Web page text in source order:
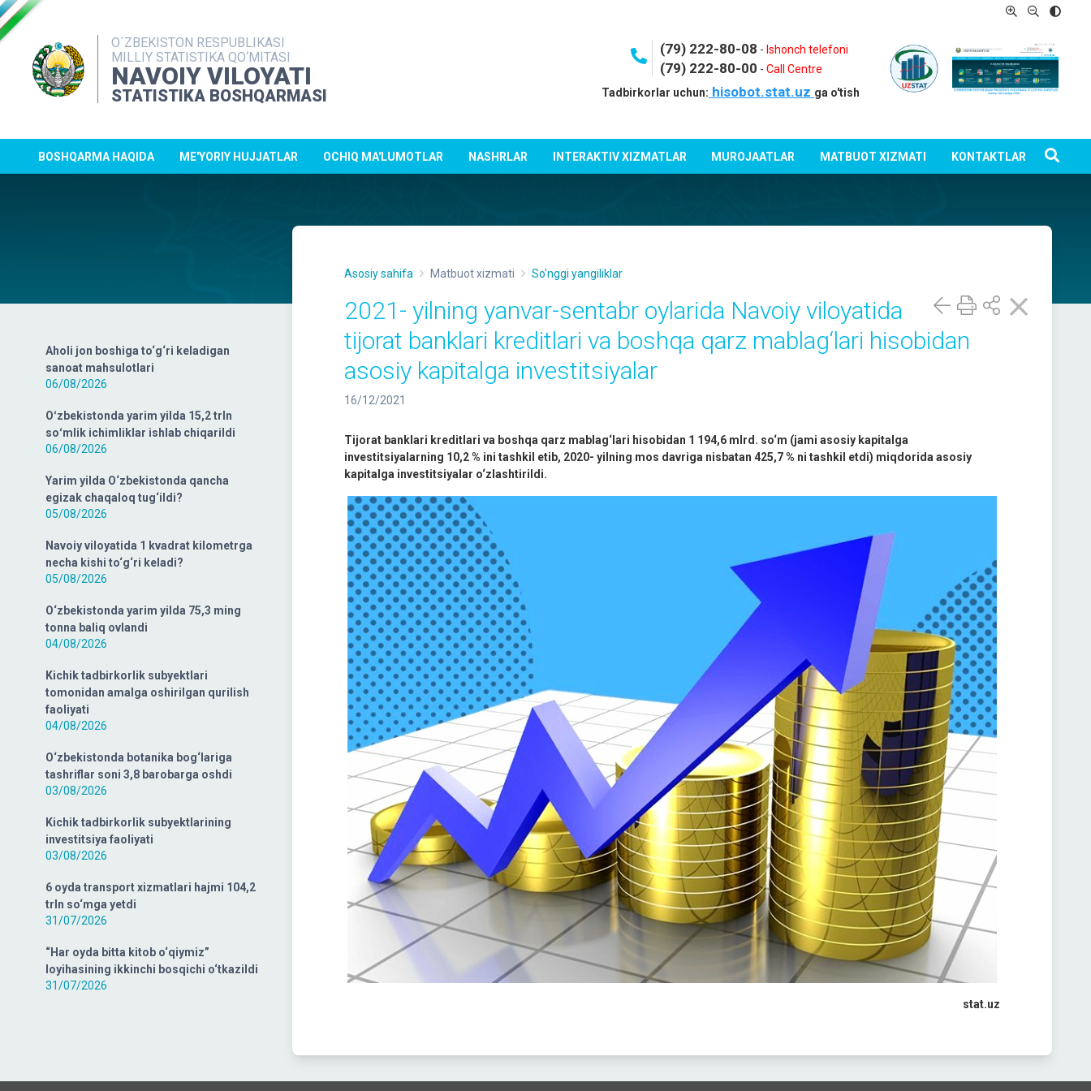
O`ZBEKISTON RESPUBLIKASI
MILLIY STATISTIKA QO‘MITASI
NAVOIY VILOYATI
STATISTIKA BOSHQARMASI
(79) 222-80-08 - Ishonch telefoni
(79) 222-80-00 -Call Centre
Tadbirkorlar uchun: hisobot.stat.uz ga o'tish
BOSHQARMA HAQIDA ME'YORIY HUJJATLAR OCHIQ MA'LUMOTLAR NASHRLAR INTERAKTIV XIZMATLAR MUROJAATLAR MATBUOT XIZMATI KONTAKTLAR
Aholi jon boshiga to‘g‘ri keladigan
sanoat mahsulotlari
06/08/2026
Oʻzbekistonda yarim yilda 15,2 trln
soʻmlik ichimliklar ishlab chiqarildi
06/08/2026
Yarim yilda O‘zbekistonda qancha
egizak chaqaloq tug‘ildi?
05/08/2026
Navoiy viloyatida 1 kvadrat kilometrga
necha kishi to‘g‘ri keladi?
05/08/2026
O‘zbekistonda yarim yilda 75,3 ming
tonna baliq ovlandi
04/08/2026
Kichik tadbirkorlik subyektlari
tomonidan amalga oshirilgan qurilish
faoliyati
04/08/2026
O‘zbekistonda botanika bog‘lariga
tashriflar soni 3,8 barobarga oshdi
03/08/2026
Kichik tadbirkorlik subyektlarining
investitsiya faoliyati
03/08/2026
6 oyda transport xizmatlari hajmi 104,2
trln so‘mga yetdi
31/07/2026
“Har oyda bitta kitob o‘qiymiz”
loyihasining ikkinchi bosqichi o‘tkazildi
31/07/2026
Asosiy sahifa Matbuot xizmati So'nggi yangiliklar
2021- yilning yanvar-sentabr oylarida Navoiy viloyatida
tijorat banklari kreditlari va boshqa qarz mablag‘lari hisobidan
asosiy kapitalga investitsiyalar
16/12/2021
Tijorat banklari kreditlari va boshqa qarz mablag‘lari hisobidan 1 194,6 mlrd. so‘m (jami asosiy kapitalga
investitsiyalarning 10,2 % ini tashkil etib, 2020- yilning mos davriga nisbatan 425,7 % ni tashkil etdi) miqdorida asosiy
kapitalga investitsiyalar o‘zlashtirildi.
stat.uz